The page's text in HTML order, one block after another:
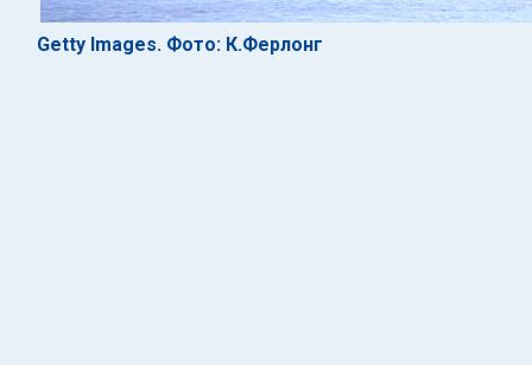
Getty Images. Фото: К.Ферлонг